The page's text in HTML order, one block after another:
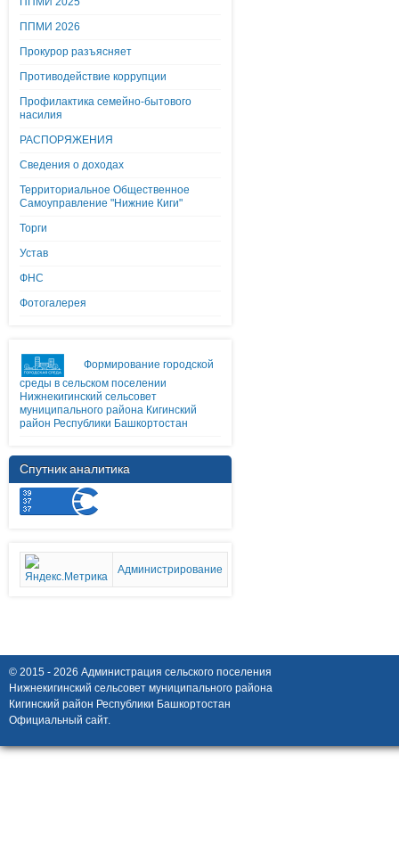
ППМИ 2026
Прокурор разъясняет
Противодействие коррупции
Профилактика семейно-бытового
насилия
РАСПОРЯЖЕНИЯ
Сведения о доходах
Территориальное Общественное
Самоуправление "Нижние Киги"
Торги
Устав
ФНС
Фотогалерея
Формирование городской
среды в сельском поселении
Нижнекигинский сельсовет
муниципального района Кигинский
район Республики Башкортостан
Спутник аналитика
Администрирование
© 2015 - 2026 Администрация сельского поселения
Нижнекигинский сельсовет муниципального района
Кигинский район Республики Башкортостан
Официальный сайт.